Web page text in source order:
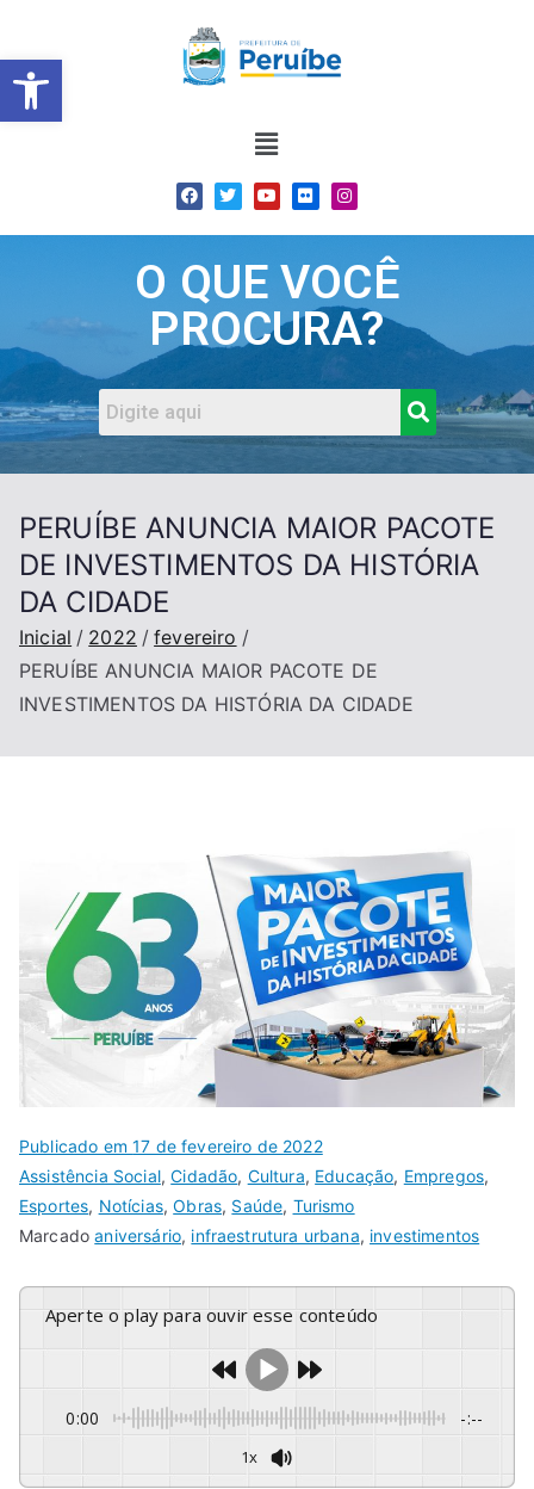
Barra de Ferramentas
O QUE VOCÊ
PROCURA?
PERUÍBE ANUNCIA MAIOR PACOTE
DE INVESTIMENTOS DA HISTÓRIA
DA CIDADE
Inicial 2022
fevereiro
PERUÍBE ANUNCIA MAIOR PACOTE DE
INVESTIMENTOS DA HISTÓRIA DA CIDADE
Publicado em17 de fevereiro de 2022
Assistência Social,Cidadão, Cultura, Educação, Empregos,
Esportes, Notícias,Obras, Saúde, Turismo
Marcadoaniversário, infraestrutura urbana, investimentos
Aperte o play para ouvir esse conteúdo
0:00 -:--
1x